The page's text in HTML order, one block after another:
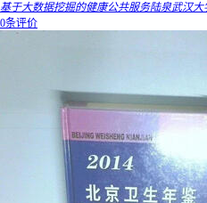
基于大数据挖掘的健康公共服务陆泉武汉大
0条评价